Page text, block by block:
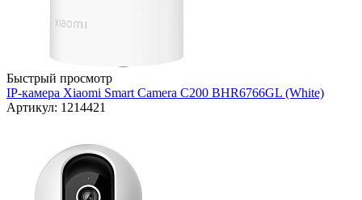
Быстрый просмотр
IP-камера Xiaomi Smart Camera C200 BHR6766GL (White)
Артикул: 1214421